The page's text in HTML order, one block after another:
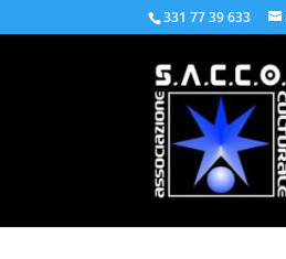
331 77 39 633